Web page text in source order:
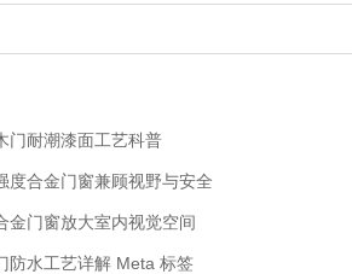
门耐潮漆面工艺科普
度合金门窗兼顾视野与安全
金门窗放大室内视觉空间
防水工艺详解 Meta 标签